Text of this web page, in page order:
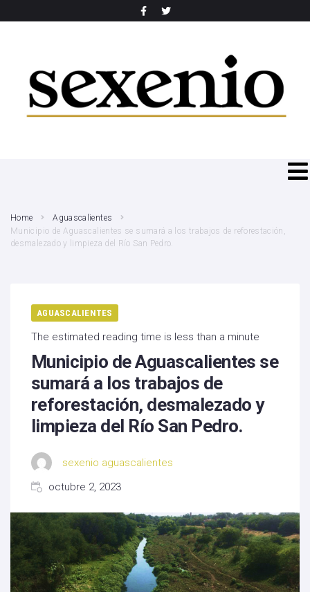
Home
Aguascalientes
Municipio de Aguascalientes se sumará a los trabajos de reforestación,
desmalezado y limpieza del Río San Pedro.
AGUASCALIENTES
The estimated reading time is less than a minute
Municipio de Aguascalientes se
sumará a los trabajos de
reforestación, desmalezado y
limpieza del Río San Pedro.
sexenio aguascalientes
octubre 2, 2023
SEARCH THIS WEBSITE